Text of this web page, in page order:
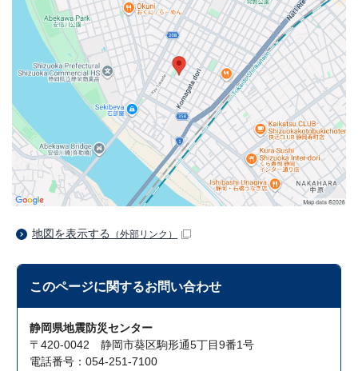
地図を表示する （外部リンク）
このページに関するお問い合わせ
静岡県地震防災センター
〒420-0042 静岡市葵区駒形通5丁目9番1号
電話番号：054-251-7100